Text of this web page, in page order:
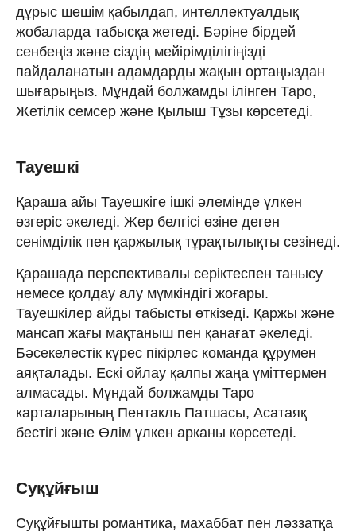
дұрыс шешім қабылдап, интеллектуалдық
жобаларда табысқа жетеді. Бәріне бірдей
сенбеңіз және сіздің мейірімділігіңізді
пайдаланатын адамдарды жақын ортаңыздан
шығарыңыз. Мұндай болжамды ілінген Таро,
Жетілік семсер және Қылыш Тұзы көрсетеді.
Тауешкі
Қараша айы Тауешкіге ішкі әлемінде үлкен
өзгеріс әкеледі. Жер белгісі өзіне деген
сенімділік пен қаржылық тұрақтылықты сезінеді.
Қарашада перспективалы серіктеспен танысу
немесе қолдау алу мүмкіндігі жоғары.
Тауешкілер айды табысты өткізеді. Қаржы және
мансап жағы мақтаныш пен қанағат әкеледі.
Бәсекелестік күрес пікірлес команда құрумен
аяқталады. Ескі ойлау қалпы жаңа үміттермен
алмасады. Мұндай болжамды Таро
карталарының Пентакль Патшасы, Асатаяқ
бестігі және Өлім үлкен арканы көрсетеді.
Суқұйғыш
Суқұйғышты романтика, махаббат пен ләззатқа